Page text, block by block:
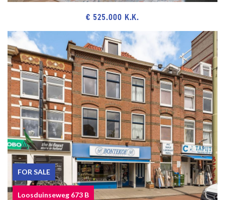
rounding or limitations in the performance of the measurement.
you use a NVM licensed estate agent, specialised in rent!
Find your real estate agent on nvm.nl or funda.nl!
€ 525.000 K.K.
FOR SALE
Loosduinseweg 673 B